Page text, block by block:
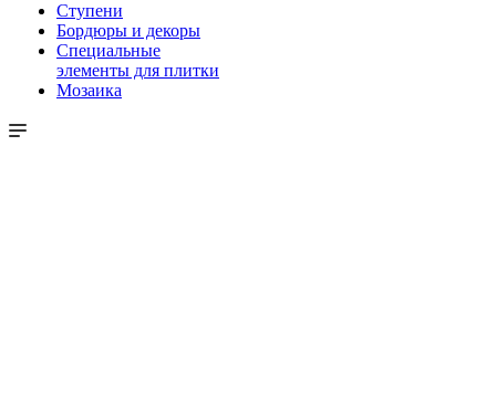
Ступени
Бордюры и декоры
Специальные
элементы для плитки
Мозаика